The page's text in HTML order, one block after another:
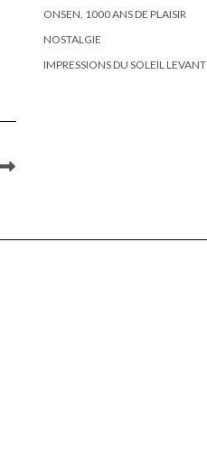
ONSEN, 1000 ANS DE PLAISIR
NOSTALGIE
IMPRESSIONS DU SOLEIL LEVANT